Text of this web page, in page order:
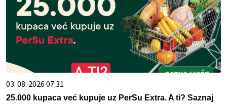
03. 08. 2026 07:31
25.000 kupaca već kupuje uz PerSu Extra. A ti? Saznaj